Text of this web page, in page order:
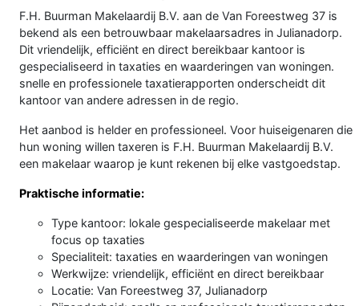
F.H. Buurman Makelaardij B.V. aan de Van Foreestweg 37 is
bekend als een betrouwbaar makelaarsadres in Julianadorp.
Dit vriendelijk, efficiënt en direct bereikbaar kantoor is
gespecialiseerd in taxaties en waarderingen van woningen.
snelle en professionele taxatierapporten onderscheidt dit
kantoor van andere adressen in de regio.
Het aanbod is helder en professioneel. Voor huiseigenaren die
hun woning willen taxeren is F.H. Buurman Makelaardij B.V.
een makelaar waarop je kunt rekenen bij elke vastgoedstap.
Praktische informatie:
Type kantoor: lokale gespecialiseerde makelaar met
focus op taxaties
Specialiteit: taxaties en waarderingen van woningen
Werkwijze: vriendelijk, efficiënt en direct bereikbaar
Locatie: Van Foreestweg 37, Julianadorp